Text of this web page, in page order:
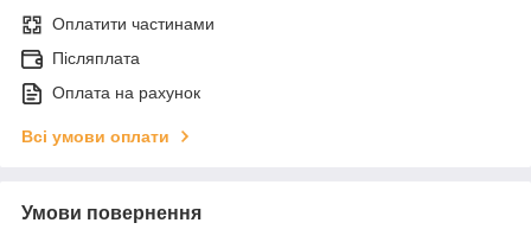
Оплатити частинами
Післяплата
Оплата на рахунок
Всі умови оплати
Умови повернення